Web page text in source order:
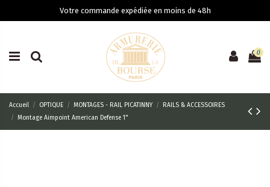
Votre commande expédiée en moins de 48h
0
Accueil OPTIQUE MONTAGES - RAIL PICATINNY
RAILS & ACCESSOIRES
Montage Aimpoint American Defense 1"